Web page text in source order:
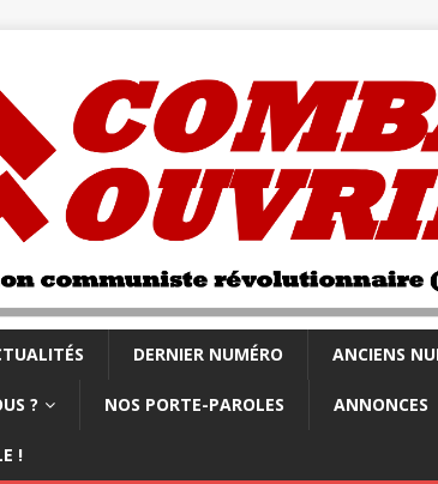
DERNIER NUMÉRO ANCIENS
? NOS PORTE-PAROLES ANNONCES
!